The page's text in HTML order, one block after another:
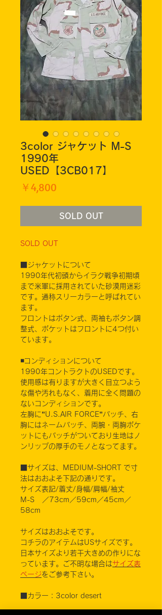
3color ジャケット M-S
1990年
USED【3CB017】
￥4,800
SOLD OUT
SOLD OUT
■ジャケットについて
1990年代初頭からイラク戦争初期頃
まで米軍に採用されていた砂漠用迷彩
です。通称スリーカラーと呼ばれてい
ます。
フロントはボタン式、両袖もボタン調
整式、ポケットはフロントに4つ付い
ています。
◾️コンディションについて
1990年コントラクトのUSEDです。
使用感は有りますが大きく目立つよう
な傷や汚れもなく、着用に全く問題の
ないコンディションです。
左胸に”U.S.AIR FORCE”パッチ、右
胸にはネームパッチ、両腕・両胸ポケ
ットにもパッチがついており生地はノ
ンリップの厚手のモノとなってます。
■サイズは、MEDIUM-SHORT で寸
法はおおよそ下記の通りです。
サイズ表記/着丈/身幅/肩幅/袖丈
M-S ／73cm／59cm／45cm／
58cm
サイズはおおよそです。
コチラのアイテムはUSサイズです。
日本サイズより若干大きめの作りにな
っています。ご不明な場合はサイズ表
ページをご参考下さい。
■カラー：3color desert